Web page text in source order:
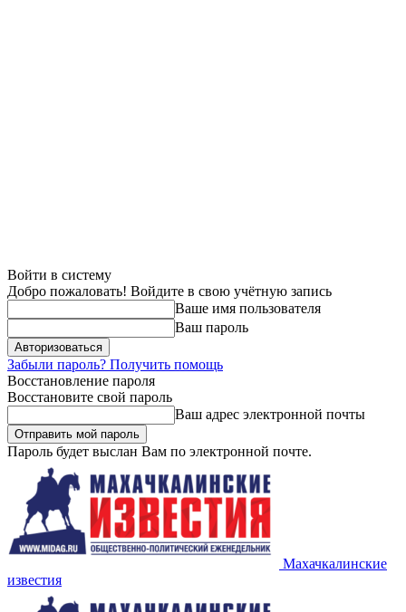
Войти в систему
Добро пожаловать! Войдите в свою учётную запись
Ваше имя пользователя
Ваш пароль
Забыли пароль? Получить помощь
Восстановление пароля
Восстановите свой пароль
Ваш адрес электронной почты
Пароль будет выслан Вам по электронной почте.
Махачкалинские
известия